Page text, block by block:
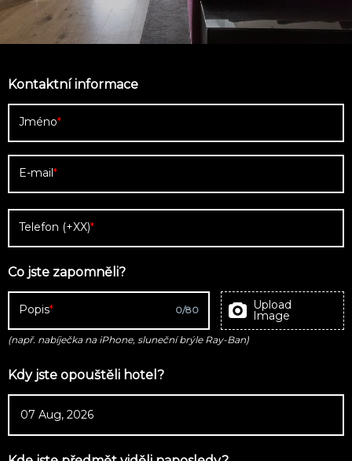
Kontaktní informace
Jméno
E-mail
Telefon (+XX)
Co jste zapomněli?
Popis 0/80 Upload
Image
(např. nabíječka na iPhone, sluneční brýle Ray-Ban)
Kdy jste opouštěli hotel?